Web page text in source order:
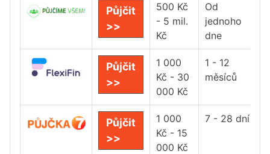
Půjčit
>>
500 Kč
- 5 mil.
Kč
Od
jednoho
dne
Půjčit
>>
1 000
Kč - 30
000 Kč
1 - 12
měsíců
Půjčit
>>
1 000
Kč - 15
000 Kč
7 - 28 dní